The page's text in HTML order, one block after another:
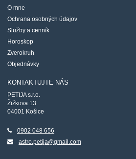
O mne
Ochrana osobných údajov
Služby a cenník
Horoskop
Zverokruh
Objednávky
KONTAKTUJTE NÁS
PETIJA s.r.o.
Žižkova 13
04001 Košice
0902 048 656
astro.petija@gmail.com